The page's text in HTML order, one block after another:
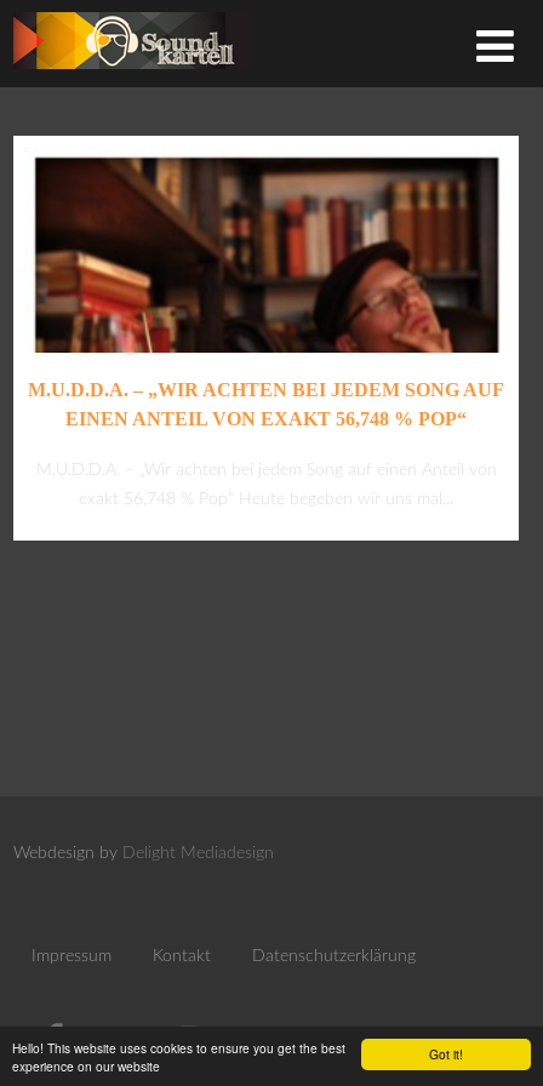
Got it!
Hello! This website uses cookies to ensure you get the best
experience on our website
M.U.D.D.A. – „WIR ACHTEN BEI JEDEM SONG AUF
EINEN ANTEIL VON EXAKT 56,748 % POP“
M.U.D.D.A. – „Wir achten bei jedem Song auf einen Anteil von
exakt 56,748 % Pop“ Heute begeben wir uns mal...
Webdesign by Delight Mediadesign
Impressum Kontakt Datenschutzerklärung